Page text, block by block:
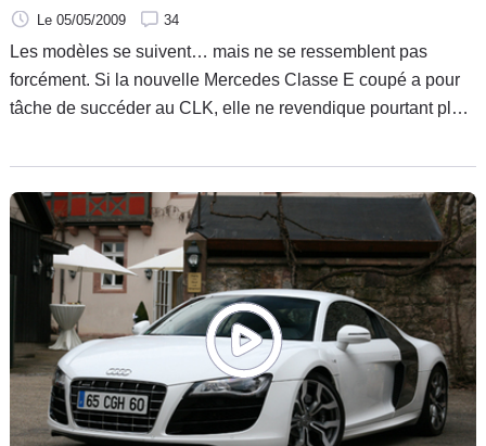
Le 05/05/2009 34
Les modèles se suivent… mais ne se ressemblent pas
forcément. Si la nouvelle Mercedes Classe E coupé a pour
tâche de succéder au CLK, elle ne revendique pourtant plus
la version AMG, au profit d’un niveau de confort et de
sécurité exceptionnel. Un registre différent pour stopper la
suprématie de l'Audi A5?